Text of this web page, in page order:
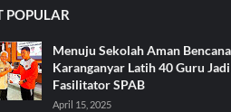
POPULAR
Menuju Sekolah Aman
Karanganyar Latih 40 Guru Jadi
Fasilitator SPAB
April 15, 2025